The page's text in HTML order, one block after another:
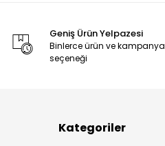
Geniş Ürün Yelpazesi
Binlerce ürün ve kampanya
seçeneği
Kategoriler